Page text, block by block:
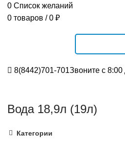
0 Список желаний
0 товаров / 0 ₽
8(8442)701-701Звоните с 8:00
Вода 18,9л (19л)
Категории